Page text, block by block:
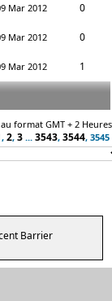
Mar 2012 0
Mar 2012 0
Mar 2012 1
format GMT + 2 Heures
, 2, 3 ... 3543, 3544, 3545
Barrier